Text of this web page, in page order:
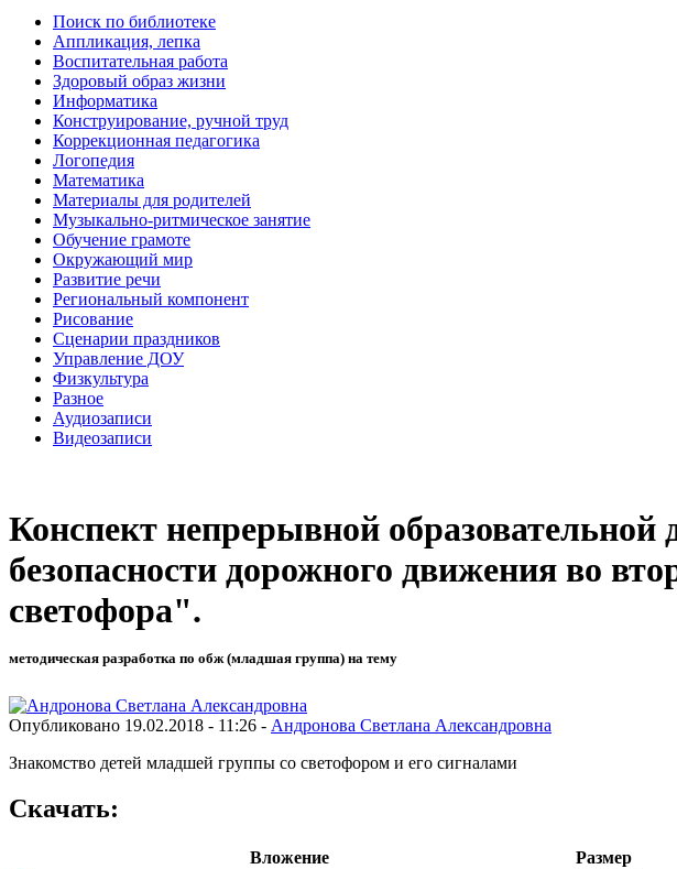
Поиск по библиотеке
Аппликация, лепка
Воспитательная работа
Здоровый образ жизни
Информатика
Конструирование, ручной труд
Коррекционная педагогика
Логопедия
Математика
Материалы для родителей
Музыкально-ритмическое занятие
Обучение грамоте
Окружающий мир
Развитие речи
Региональный компонент
Рисование
Сценарии праздников
Управление ДОУ
Физкультура
Разное
Аудиозаписи
Видеозаписи
Конспект непрерывной образовательной
безопасности дорожного движения во
светофора".
методическая разработка по обж (младшая группа) на тему
Опубликовано 19.02.2018 - 11:26 - Андронова Светлана Александровна
Знакомство детей младшей группы со светофором и его сигналами
Скачать:
Вложение
Размер